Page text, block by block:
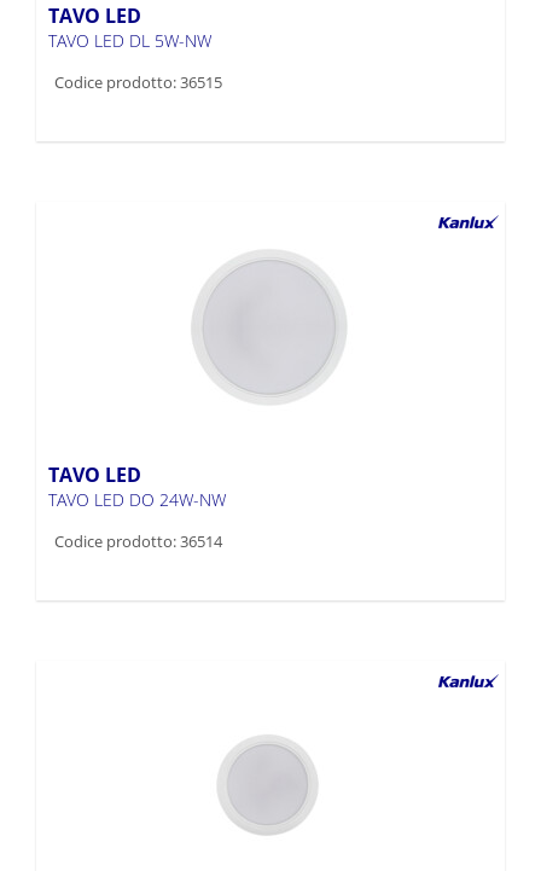
TAVO LED
TAVO LED DL 5W-NW
Codice prodotto: 36515
TAVO LED
TAVO LED DO 24W-NW
Codice prodotto: 36514